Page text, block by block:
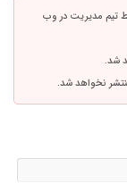
تیم مدیریت در وب
شد.
نخواهد شد.